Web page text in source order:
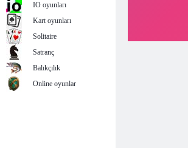
IO oyunları
Kart oyunları
Solitaire
Satranç
Balıkçılık
Online oyunlar